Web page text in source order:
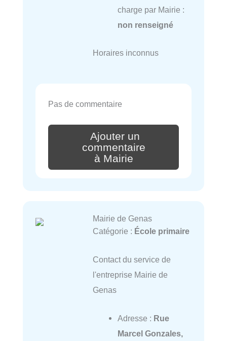
charge par Mairie :
non renseigné
Horaires inconnus
Pas de commentaire
Ajouter un
commentaire
à Mairie
Mairie de Genas
Catégorie : École primaire
Contact du service de
l'entreprise Mairie de
Genas
Adresse : Rue
Marcel Gonzales,